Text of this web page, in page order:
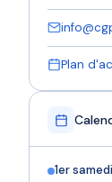
Plan
1er samedi